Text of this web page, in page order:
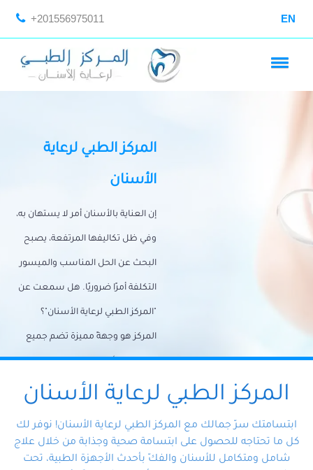
+201556975011 EN
المركز الطبي لرعاية
الأسنان
إن العناية بالأسنان أمر لا يستهان به،
وفي ظل تكاليفها المرتفعة، يصبح
البحث عن الحل المناسب والميسور
التكلفة أمرًا ضروريًا. هل سمعت عن
"المركز الطبي لرعاية الأسنان"؟
المركز هو وجهةً مميزة تضم جميع
احتياجات الأسنان تحت سقف واحد،
وتضمن لك حلاً شاملًا لجميع
المتخصص ذوي الخبرة، ستجد نفسك
في أيد أمينة تلبي احتياجاتك بكل
المركز الطبي لرعاية الأسنان
ابتسامتك سرّ جمالك مع المركز الطبي لرعاية الأسنان! نوفر لك
كل ما تحتاجه للحصول على ابتسامة صحية وجذابة من خلال علاج
شامل ومتكامل للأسنان والفكّ بأحدث الأجهزة الطبية، تحت